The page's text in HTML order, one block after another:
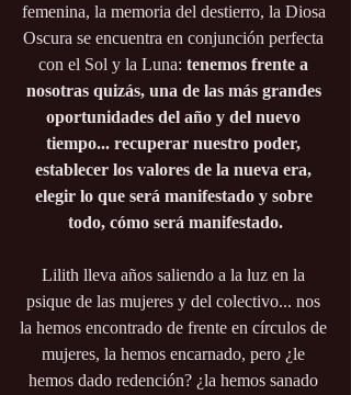
femenina, la memoria del destierro, la Diosa
Oscura se encuentra en conjunción perfecta
con el Sol y la Luna: tenemos frente a
nosotras quizás, una de las más grandes
oportunidades del año y del nuevo
tiempo... recuperar nuestro poder,
establecer los valores de la nueva era,
elegir lo que será manifestado y sobre
todo, cómo será manifestado.
Lilith lleva años saliendo a la luz en la
psique de las mujeres y del colectivo... nos
la hemos encontrado de frente en círculos de
mujeres, la hemos encarnado, pero ¿le
hemos dado redención? ¿la hemos sanado